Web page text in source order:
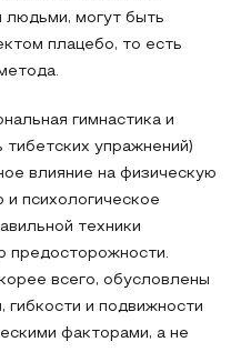
могут быть
плацебо, то есть
гимнастика и
упражнений)
влияние на физическую
и психологическое
техники
предосторожности.
всего, обусловлены
и подвижности
факторами, а не